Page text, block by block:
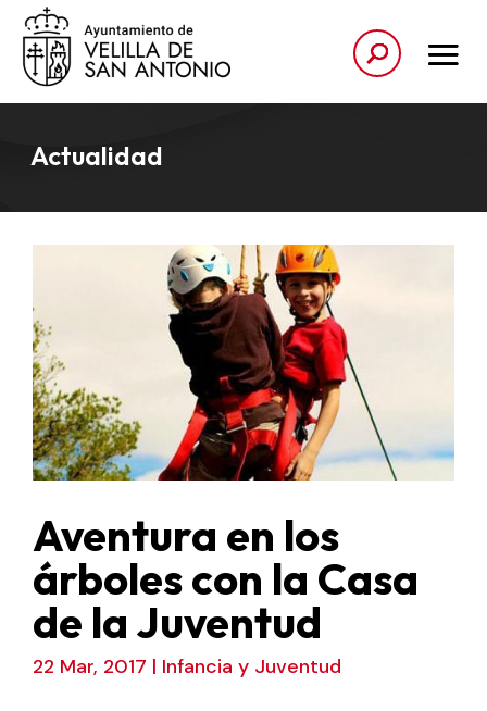
Actualidad
Aventura en los
árboles con la Casa
de la Juventud
22 Mar, 2017 | Infancia y Juventud